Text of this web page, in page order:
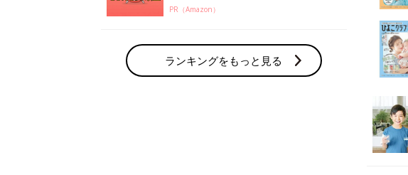
PR（Amazon）
ランキングをもっと見る